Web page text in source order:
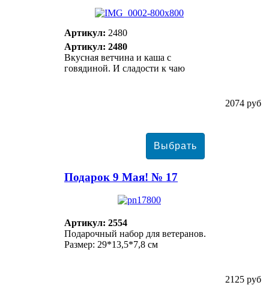
Артикул: 2480
Артикул: 2480
Вкусная ветчина и каша с
говядиной. И сладости к чаю
2074 руб
Подарок 9 Мая! № 17
Артикул: 2554
Подарочный набор для ветеранов.
Размер: 29*13,5*7,8 см
2125 руб